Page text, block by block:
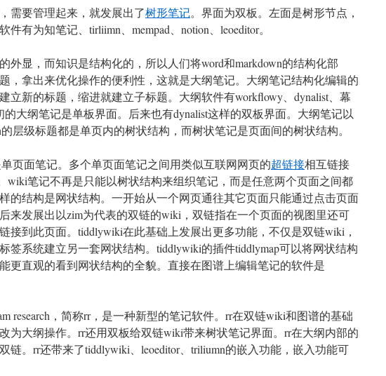
需要管理起来，就发展出了树形笔记。界面为双板。左面是树形节点，
件有为知笔记、tirliimn、mempad、notion、leoeditor。
外显，而知识是结构化的，所以人们将word和markdown的结构化部
，拿出来优化操作的便利性，这就是大纲笔记。大纲笔记结构化编辑的
立新的标题，缩进就建立子标题。大纲软件有workflowy、dynalist、幕
的大纲笔记是单板界面。后来也有dynalist这样的双板界面。大纲笔记以
的层级标题都是单页内的树状结构，而树状笔记是页面间的树状结构。
单页面笔记。多个单页面笔记之间用类似互联网网页的超链接相互链接
wiki笔记不再是只能以树状结构来组织笔记，而是任意两个页面之间都
的结构是网状结构。一开始从一个网页通往其它页面只能通过点击页面
来发展出以zim为代表的双链的wiki，双链指在一个页面的视图里还可
接到此页面。tiddlywiki在此基础上发展出更多功能，不仅是双链wiki，
签系统建立另一套网状结构。tiddlywiki的插件tiddlymap可以将网状结构
更直观的看到网状结构的全貌。直接在图谱上编辑笔记的软件是
research，简称rr，是一种新型的笔记软件。rr在双链wiki和图谱的基础
为大纲操作。rr还用双板给双链wiki带来树状笔记界面。rr在大纲内部的
链。rr还带来了tiddlywiki、leoeditor、triliumn的嵌入功能，嵌入功能可